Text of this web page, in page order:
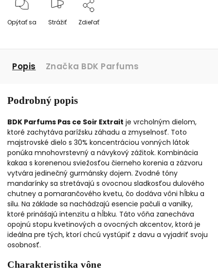
Opýtať sa Strážiť Zdieľať
Popis Značka BDK Parfums
Podrobný popis
BDK Parfums Pas ce Soir Extrait je vrcholným dielom,
ktoré zachytáva parížsku záhadu a zmyselnosť. Toto
majstrovské dielo s 30% koncentráciou vonných látok
ponúka mnohovrstevný a návykový zážitok. Kombinácia
kakaa s korenenou sviežosťou čierneho korenia a zázvoru
vytvára jedinečný gurmánsky dojem. Zvodné tóny
mandarínky sa stretávajú s ovocnou sladkosťou dulového
chutney a pomarančového kvetu, čo dodáva vôni hĺbku a
silu. Na základe sa nachádzajú esencie pačuli a vanilky,
ktoré prinášajú intenzitu a hĺbku. Táto vôňa zanecháva
opojnú stopu kvetinových a ovocných akcentov, ktorá je
ideálna pre tých, ktorí chcú vystúpiť z davu a vyjadriť svoju
osobnosť.
Charakteristika vône